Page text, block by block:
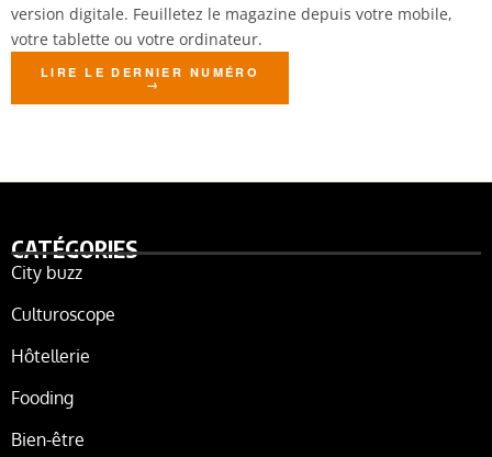
version digitale. Feuilletez le magazine depuis votre mobile,
votre tablette ou votre ordinateur.
LIRE LE DERNIER NUMÉRO
CATÉGORIES
City buzz
Culturoscope
Hôtellerie
Fooding
Bien-être